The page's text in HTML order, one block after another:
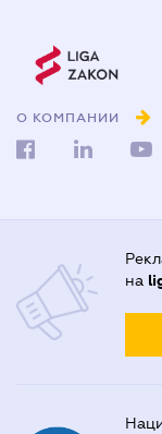
О КОМПАНИИ
на